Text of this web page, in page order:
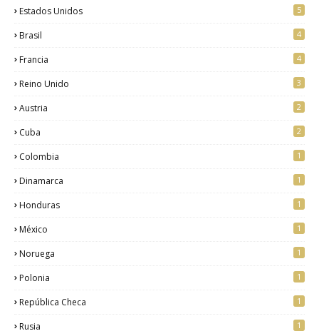
Estados Unidos 5
Brasil 4
Francia 4
Reino Unido 3
Austria 2
Cuba 2
Colombia 1
Dinamarca 1
Honduras 1
México 1
Noruega 1
Polonia 1
República Checa 1
Rusia 1